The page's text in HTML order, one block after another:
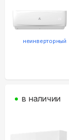
неинверторный
в наличии